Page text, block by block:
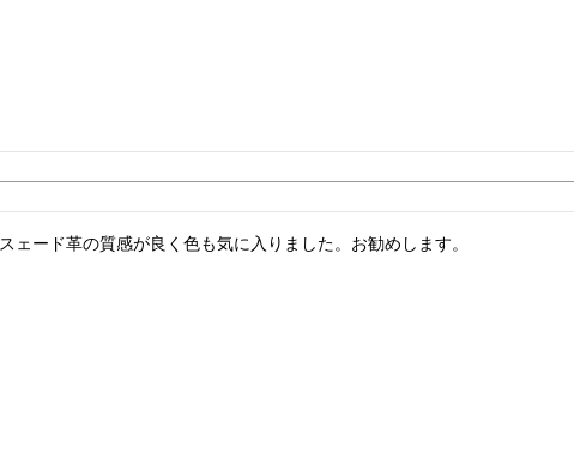
スェード革の質感が良く色も気に入りました。お勧めします。